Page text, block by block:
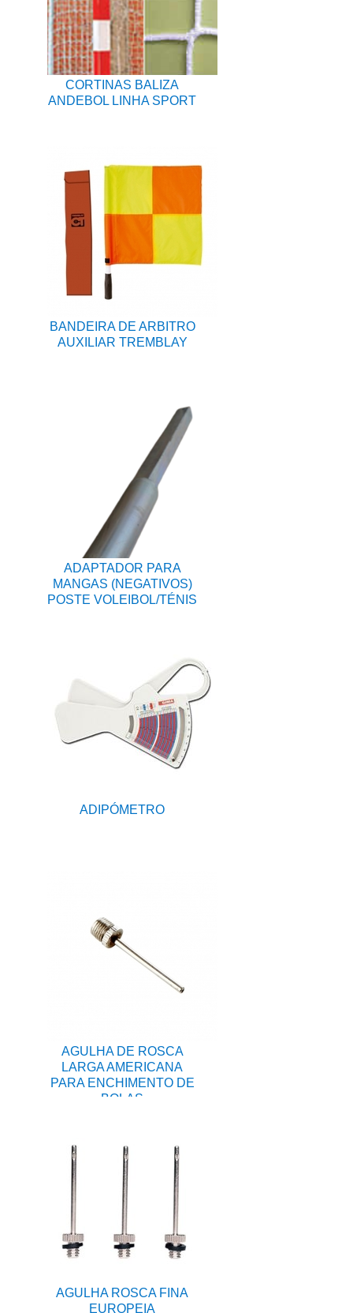
CORTINAS BALIZA
ANDEBOL LINHA SPORT
BANDEIRA DE ARBITRO
AUXILIAR TREMBLAY
ADAPTADOR PARA
MANGAS (NEGATIVOS)
POSTE VOLEIBOL/TÉNIS
ADIPÓMETRO
AGULHA DE ROSCA
LARGA AMERICANA
PARA ENCHIMENTO DE
BOLAS
AGULHA ROSCA FINA
EUROPEIA